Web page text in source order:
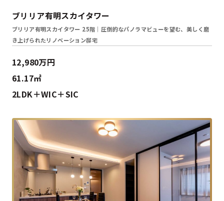
ブリリア有明スカイタワー
ブリリア有明スカイタワー 25階｜圧倒的なパノラマビューを望む、美しく磨
き上げられたリノベーション邸宅
12,980万円
61.17㎡
2LDK＋WIC＋SIC